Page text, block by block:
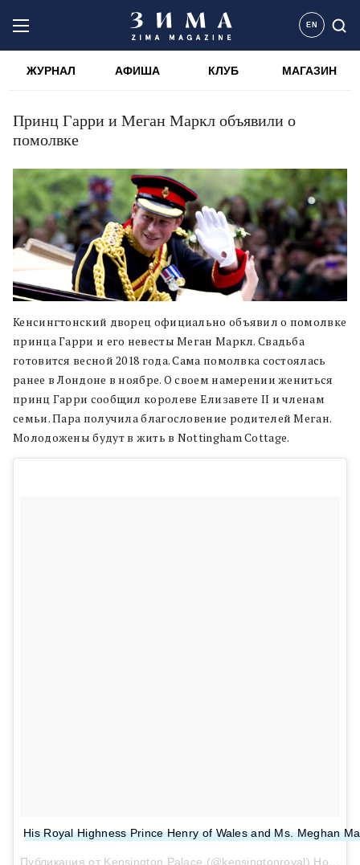
EN
ЖУРНАЛ АФИША КЛУБ МАГАЗИН
Принц Гарри и Меган Маркл объявили о
помолвке
Кенсингтонский дворец официально объявил о помолвке
принца Гарри и его невесты Меган Маркл. Свадьба
готовится весной 2018 года. Сама помолвка состоялась
ранее в Лондоне в ноябре. О своем намерении жениться
принц Гарри сообщил королеве Елизавете II и членам
семьи. Пара получила благословение родителей Меган.
Молодожены будут в жить в Nottingham Cottage.
His Royal Highness Prince Henry of Wales and Ms. Meghan
Публикация от Kensington Palace (@kensingtonroyal) Ноя 27 2017 в 2:01 PST